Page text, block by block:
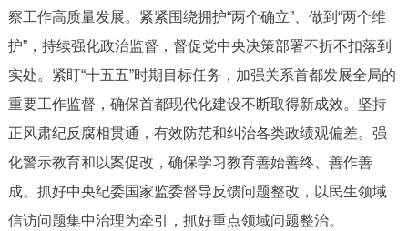
察工作高质量发展。紧紧围绕拥护“两个确立”、做到“两个维
护”，持续强化政治监督，督促党中央决策部署不折不扣落到
实处。紧盯“十五五”时期目标任务，加强关系首都发展全局的
重要工作监督，确保首都现代化建设不断取得新成效。坚持
正风肃纪反腐相贯通，有效防范和纠治各类政绩观偏差。强
化警示教育和以案促改，确保学习教育善始善终、善作善
成。抓好中央纪委国家监委督导反馈问题整改，以民生领域
信访问题集中治理为牵引，抓好重点领域问题整治。